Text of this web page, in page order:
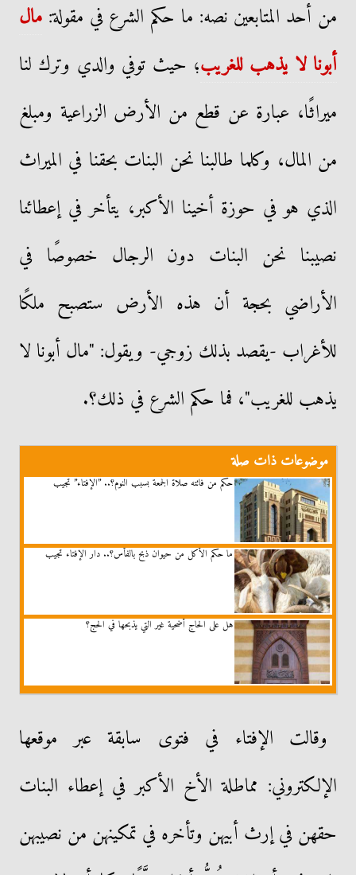
من أحد المتابعين نصه: ما حكم الشرع في مقولة: مال
أبونا لا يذهب للغريب؛ حيث توفي والدي وترك لنا
ميراثًا، عبارة عن قطع من الأرض الزراعية ومبلغ
من المال، وكلما طالبنا نحن البنات بحقنا في الميراث
الذي هو في حوزة أخينا الأكبر، يتأخر في إعطائنا
نصيبنا نحن البنات دون الرجال خصوصًا في
الأراضي بحجة أن هذه الأرض ستصبح ملكًا
للأغراب -يقصد بذلك زوجي- ويقول: "مال أبونا لا
يذهب للغريب"، فما حكم الشرع في ذلك؟.
موضوعات ذات صلة
حكم من فاتته صلاة الجمعة بسبب النوم؟.. ”الإفتاء” تجيب
ما حكم الأكل من حيوان ذبح بالفأس؟.. دار الإفتاء تجيب
هل على الحاج أضحية غير التي يذبحها في الحج؟
وقالت الإفتاء في فتوى سابقة عبر موقعها
الإلكتروني: مماطلة الأخ الأكبر في إعطاء البنات
حقهن في إرث أبيهن وتأخره في تمكينهن من نصيبهن